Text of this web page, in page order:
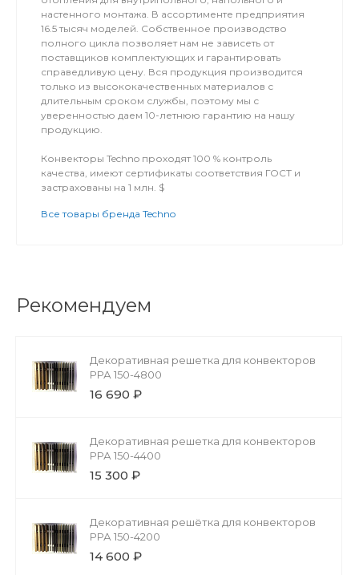
настенного монтажа. В ассортименте предприятия
16.5 тысяч моделей. Собственное производство
полного цикла позволяет нам не зависеть от
поставщиков комплектующих и гарантировать
справедливую цену. Вся продукция производится
только из высококачественных материалов с
длительным сроком службы, поэтому мы с
уверенностью даем 10-летнюю гарантию на нашу
продукцию.
Конвекторы Techno проходят 100 % контроль
качества, имеют сертификаты соответствия ГОСТ и
застрахованы на 1 млн. $
Все товары бренда Techno
Рекомендуем
Декоративная решетка для конвекторов
РРА 150-4800
16 690 ₽
Декоративная решетка для конвекторов
РРА 150-4400
15 300 ₽
Декоративная решётка для конвекторов
РРА 150-4200
14 600 ₽